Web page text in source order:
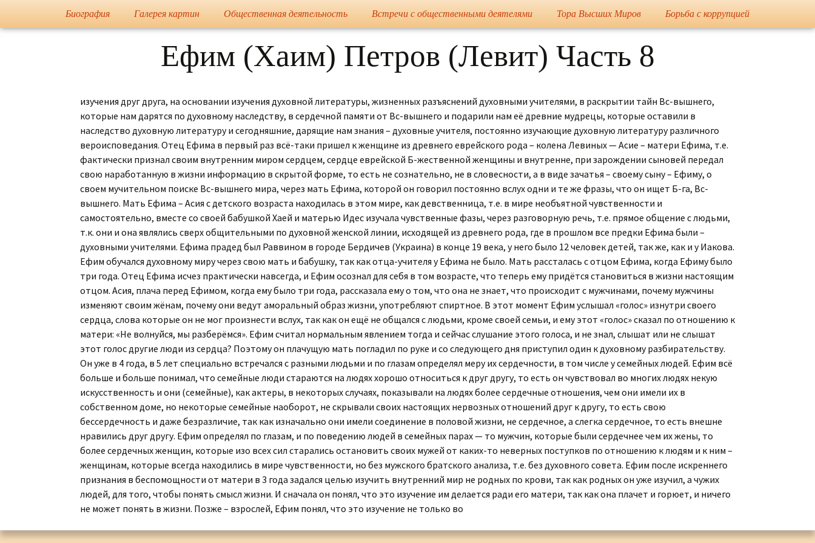
Флёрова Елена Николаевна
Художник, Официальный сайт
Биография
Публикации в прессе
Журнал Культура
Галерея картин
Еврейская Живопись
Европейская Живопись
Живопись
Мусульманская
Живопись
Графика
Каталог
«Государственная
Дума Федерального
Собрания РФ»
Каталог «Тора и
История»
Каталог «Российская
Государственная
Коллекционная Серия:
«Английский Клуб»
Личные Коллекции
Елены Николаевны
Флёровой
Стоимость картин на
мировом рынке
Общественная деятельность Встречи с общественными деятелями Тора Высших Миров
энергии» и «Наука о
жизни»
Высших Миров
президента Торы
Стихотворения
Пение
1-й Вице-Президент
Торы Высших Миров
Планета погибает
Борьба с коррупцией
Мировая сенсация –
Амалеком
Кобзона обвинили в
заказе Япончика и
Калмановича
Дело: Том 1
Дело: Том 2
Компромат на Кобзона
Коллекция малой
пластики И.Д. Кобзона
Ефим (Хаим) Петров (Левит) Часть 8
изучения друг друга, на основании изучения духовной литературы, жизненных разъяснений духовными учителями, в раскрытии тайн Вс-вышнего,
которые нам дарятся по духовному наследству, в сердечной памяти от Вс-вышнего и подарили нам её древние мудрецы, которые оставили в
наследство духовную литературу и сегодняшние, дарящие нам знания – духовные учителя, постоянно изучающие духовную литературу различного
вероисповедания. Отец Ефима в первый раз всё-таки пришел к женщине из древнего еврейского рода – колена Левиных — Асие – матери Ефима, т.е.
фактически признал своим внутренним миром сердцем, сердце еврейской Б-жественной женщины и внутренне, при зарождении сыновей передал
свою наработанную в жизни информацию в скрытой форме, то есть не сознательно, не в словесности, а в виде зачатья – своему сыну – Ефиму, о
своем мучительном поиске Вс-вышнего мира, через мать Ефима, которой он говорил постоянно вслух одни и те же фразы, что он ищет Б-га, Вс-
вышнего. Мать Ефима – Асия с детского возраста находилась в этом мире, как девственница, т.е. в мире необъятной чувственности и
самостоятельно, вместе со своей бабушкой Хаей и матерью Идес изучала чувственные фазы, через разговорную речь, т.е. прямое общение с людьми,
т.к. они и она являлись сверх общительными по духовной женской линии, исходящей из древнего рода, где в прошлом все предки Ефима были –
духовными учителями. Ефима прадед был Раввином в городе Бердичев (Украина) в конце 19 века, у него было 12 человек детей, так же, как и у Иакова.
Ефим обучался духовному миру через свою мать и бабушку, так как отца-учителя у Ефима не было. Мать рассталась с отцом Ефима, когда Ефиму было
три года. Отец Ефима исчез практически навсегда, и Ефим осознал для себя в том возрасте, что теперь ему придётся становиться в жизни настоящим
отцом. Асия, плача перед Ефимом, когда ему было три года, рассказала ему о том, что она не знает, что происходит с мужчинами, почему мужчины
изменяют своим жёнам, почему они ведут аморальный образ жизни, употребляют спиртное. В этот момент Ефим услышал «голос» изнутри своего
сердца, слова которые он не мог произнести вслух, так как он ещё не общался с людьми, кроме своей семьи, и ему этот «голос» сказал по отношению к
матери: «Не волнуйся, мы разберёмся». Ефим считал нормальным явлением тогда и сейчас слушание этого голоса, и не знал, слышат или не слышат
этот голос другие люди из сердца? Поэтому он плачущую мать погладил по руке и со следующего дня приступил один к духовному разбирательству.
Он уже в 4 года, в 5 лет специально встречался с разными людьми и по глазам определял меру их сердечности, в том числе у семейных людей. Ефим всё
больше и больше понимал, что семейные люди стараются на людях хорошо относиться к друг другу, то есть он чувствовал во многих людях некую
искусственность и они (семейные), как актеры, в некоторых случаях, показывали на людях более сердечные отношения, чем они имели их в
собственном доме, но некоторые семейные наоборот, не скрывали своих настоящих нервозных отношений друг к другу, то есть свою
бессердечность и даже безразличие, так как изначально они имели соединение в половой жизни, не сердечное, а слегка сердечное, то есть внешне
нравились друг другу. Ефим определял по глазам, и по поведению людей в семейных парах — то мужчин, которые были сердечнее чем их жены, то
более сердечных женщин, которые изо всех сил старались остановить своих мужей от каких-то неверных поступков по отношению к людям и к ним –
женщинам, которые всегда находились в мире чувственности, но без мужского братского анализа, т.е. без духовного совета. Ефим после искреннего
признания в беспомощности от матери в 3 года задался целью изучить внутренний мир не родных по крови, так как родных он уже изучил, а чужих
людей, для того, чтобы понять смысл жизни. И сначала он понял, что это изучение им делается ради его матери, так как она плачет и горюет, и ничего
не может понять в жизни. Позже – взрослей, Ефим понял, что это изучение не только во